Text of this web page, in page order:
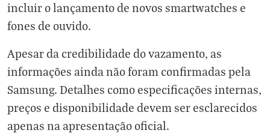
incluir o lançamento de novos smartwatches e
fones de ouvido.
Apesar da credibilidade do vazamento, as
informações ainda não foram confirmadas pela
Samsung. Detalhes como especificações internas,
preços e disponibilidade devem ser esclarecidos
apenas na apresentação oficial.